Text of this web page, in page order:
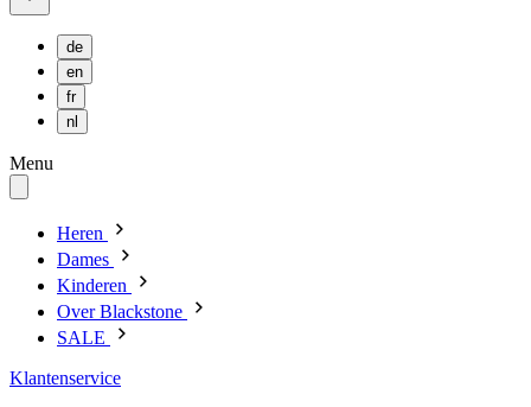
de
en
fr
nl
Menu
Heren
Dames
Kinderen
Over Blackstone
SALE
Klantenservice